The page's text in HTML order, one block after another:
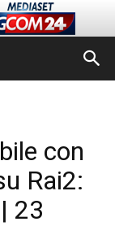
con
Rai2:
23